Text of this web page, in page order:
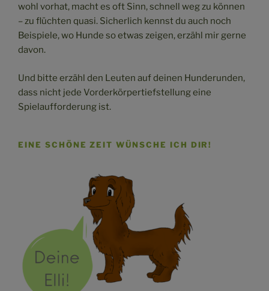
wohl vorhat, macht es oft Sinn, schnell weg zu können
– zu flüchten quasi. Sicherlich kennst du auch noch
Beispiele, wo Hunde so etwas zeigen, erzähl mir gerne
davon.
Und bitte erzähl den Leuten auf deinen Hunderunden,
dass nicht jede Vorderkörpertiefstellung eine
Spielaufforderung ist.
EINE SCHÖNE ZEIT WÜNSCHE ICH DIR!